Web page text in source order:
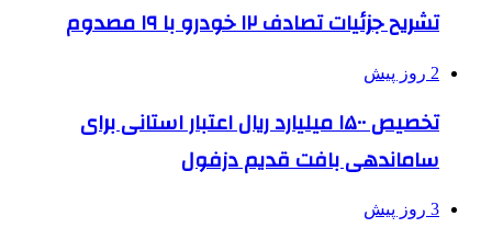
تشریح جزئیات تصادف ۱۲ خودرو با ۱۹ مصدوم
2 روز پیش
تخصیص ۱۵۰۰ میلیارد ریال اعتبار استانی برای
ساماندهی بافت قدیم دزفول
3 روز پیش